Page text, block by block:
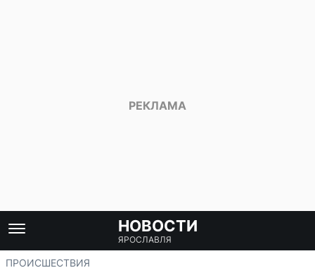
НОВОСТИ
ЯРОСЛАВЛЯ
ПРОИСШЕСТВИЯ